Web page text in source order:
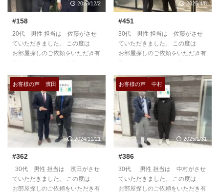
2023/12/2
#158
20代 男性 担当は 佐藤がさせ
ていただきました。 この度は
お部屋探しのご依頼をいただき有
https://teian-enh.com/staff005/
2025/4/8
#451
30代 男性 担当は 佐藤がさせ
ていただきました。 この度は
お部屋探しのご依頼をいただき有
https://teian-enh.com/staff010/
お客様の声 濱田
2024/11/21
#362
30代 男性 担当は 濱田がさせ
ていただきました。 この度は
お部屋探しのご依頼をいただき有
お客様の声 中村
2025/1/31
#386
30代 男性 担当は 中村がさせ
ていただきました。 この度は
お部屋探しのご依頼をいただき有